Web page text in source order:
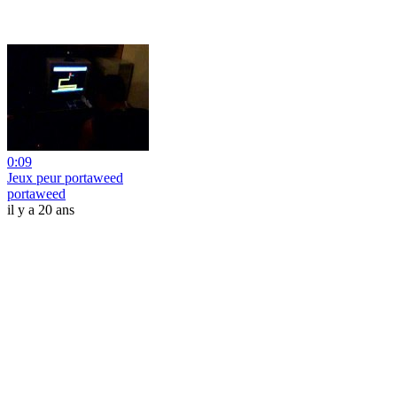
0:09
Jeux peur portaweed
portaweed
il y a 20 ans